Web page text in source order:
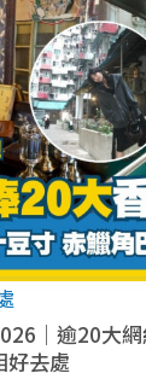
｜逾20大
好去處